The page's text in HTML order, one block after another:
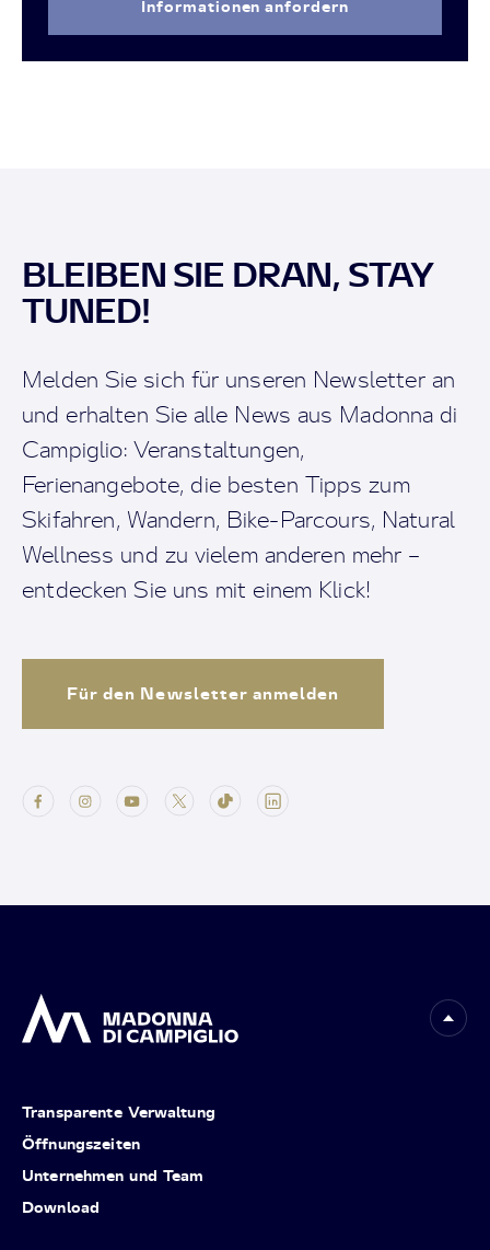
Informationen anfordern
BLEIBEN SIE DRAN, STAY
TUNED!
Melden Sie sich für unseren Newsletter an
und erhalten Sie alle News aus Madonna di
Campiglio: Veranstaltungen,
Ferienangebote, die besten Tipps zum
Skifahren, Wandern, Bike-Parcours, Natural
Wellness und zu vielem anderen mehr –
entdecken Sie uns mit einem Klick!
Für den Newsletter anmelden
Transparente Verwaltung
Öffnungszeiten
Unternehmen und Team
Download